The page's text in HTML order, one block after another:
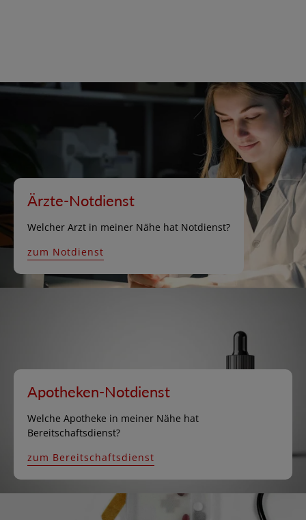
Ärzte-Notdienst
Welcher Arzt in meiner Nähe hat Notdienst?
zum Notdienst
Apotheken-Notdienst
Welche Apotheke in meiner Nähe hat
Bereitschaftsdienst?
zum Bereitschaftsdienst